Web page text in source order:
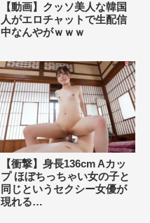
【動画】クッソ美人な韓国
人がエロチャットで生配信
中なんやがｗｗｗ
【衝撃】身長136cm Aカッ
プ ほぼちっちゃい女の子と
同じというセクシー女優が
現れる…